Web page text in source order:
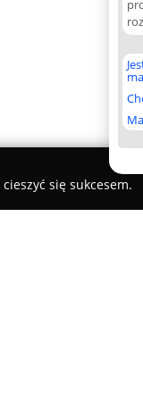
się sukcesem.